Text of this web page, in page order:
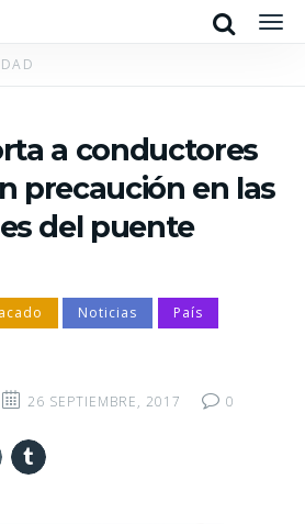
Search
a conductores
precaución en las
del puente
Noticias País
26 SEPTIEMBRE, 2017 0